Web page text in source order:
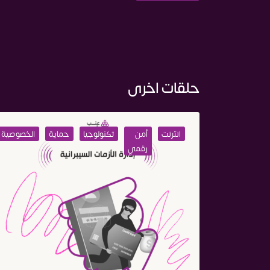
حلقات اخرى
انترنت
أمن
رقمي
تكنولوجيا حماية الخصوصية